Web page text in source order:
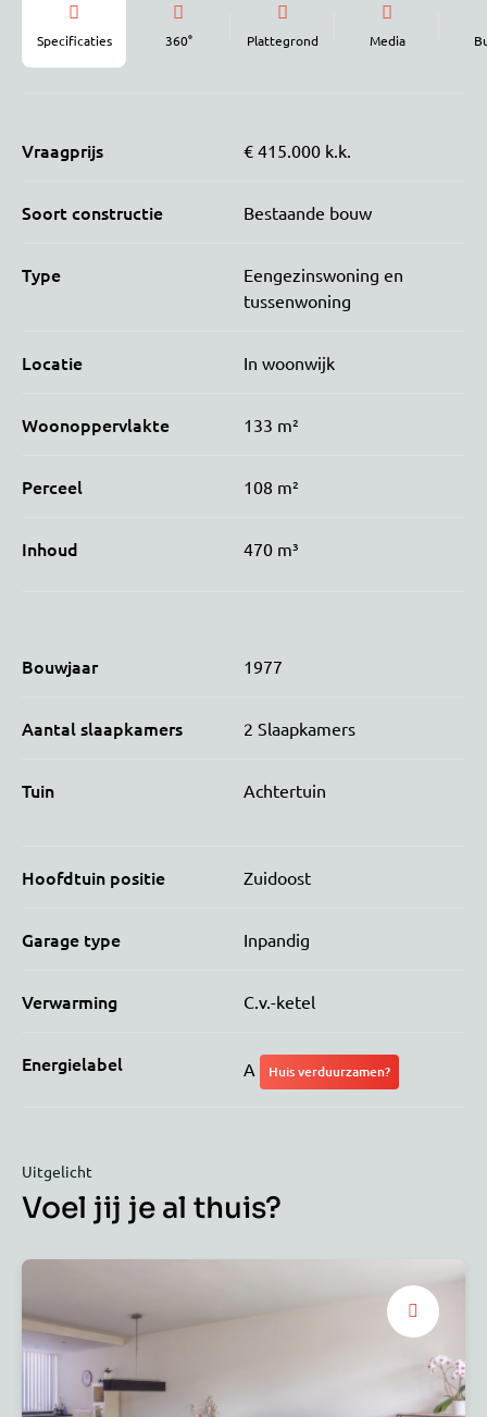
Specificaties 360° Plattegrond Media
Vraagprijs € 415.000 k.k.
Soort constructie Bestaande bouw
Type
Eengezinswoning en
tussenwoning
Locatie In woonwijk
Woonoppervlakte 133 m²
Perceel 108 m²
Inhoud 470 m³
Bouwjaar 1977
Aantal slaapkamers 2 Slaapkamers
Tuin Achtertuin
Hoofdtuin positie Zuidoost
Garage type Inpandig
Verwarming C.v.-ketel
Energielabel A Huis verduurzamen?
Uitgelicht
Voel jij je al thuis?